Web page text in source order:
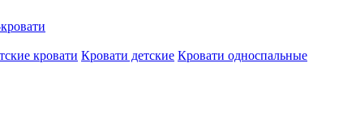
кровати Кровати детские Кровати односпальные